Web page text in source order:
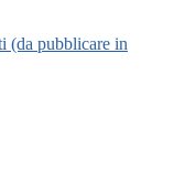
(da pubblicare in